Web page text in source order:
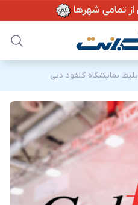
بلیط نمایشگاه گلفود دبی